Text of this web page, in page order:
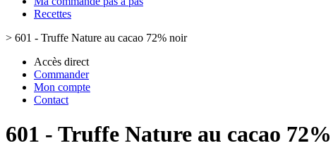
Recettes
> 601 - Truffe Nature au cacao 72% noir
Accès direct
Commander
Mon compte
Contact
601 - Truffe Nature au cacao